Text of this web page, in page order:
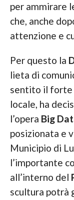
per ammirare
che, anche
attenzione e
Per questo la
lieta di
sentito il forte
locale, ha
l’opera Big
posizionata e
Municipio di
l’importante
all’interno del
scultura potrà